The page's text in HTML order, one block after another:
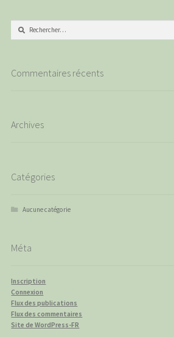
Rechercher :
Commentaires récents
Archives
Catégories
Aucune catégorie
Méta
Inscription
Connexion
Flux des publications
Flux des commentaires
Site de WordPress-FR